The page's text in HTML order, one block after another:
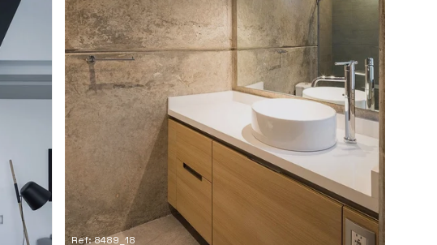
Ref: 8489_18